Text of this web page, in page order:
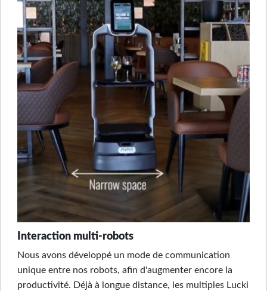
Interaction multi-robots
Nous avons développé un mode de communication
unique entre nos robots, afin d'augmenter encore la
productivité. Déjà à longue distance, les multiples Lucki